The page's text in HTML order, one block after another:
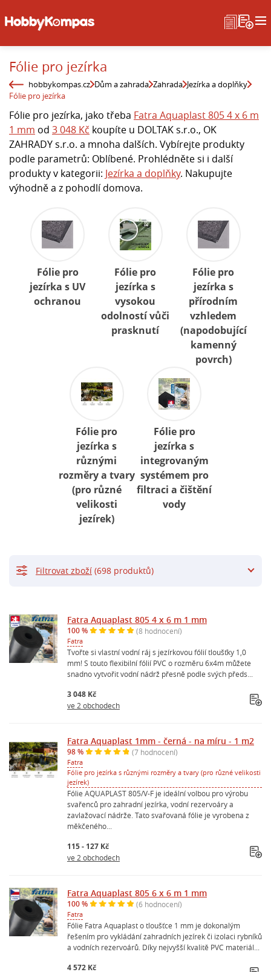
Fólie pro jezírka
hobbykompas.cz Dům a zahrada Zahrada Jezírka a doplňky
Fólie pro jezírka
Fólie pro jezírka, jako třeba Fatra Aquaplast 805 4 x 6 m
1 mm od 3 048 Kč koupíte u DOLTAK s.r.o., OK
ZAHRADY s.r.o. a mnoha dalších. Vybírejte produkty
podle parametrů: Oblíbené. Prohlédněte si i další
produkty v kategorii: Jezírka a doplňky. Nakupujte
výhodně a z pohodlí domova.
Fólie pro
jezírka s UV
ochranou
Fólie pro
jezírka s
vysokou
odolností vůči
prasknutí
Fólie pro
jezírka s
přírodním
vzhledem
(napodobující
kamenný
povrch)
Fólie pro
jezírka s
různými
rozměry a tvary
(pro různé
velikosti
jezírek)
Fólie pro
jezírka s
integrovaným
systémem pro
filtraci a čištění
vody
Fatra Aquaplast 805 4 x 6 m 1 mm
100 % (8 hodnocení)
Fatra
Tvořte si vlastní vodní ráj s jezírkovou fólií tloušťky 1,0
mm! S touto flexibilní fólií PVC o rozměru 6x4m můžete
snadno vytvořit vodní nádrž přesně podle svých předs...
3 048 Kč
ve 2 obchodech
Fatra Aquaplast 1mm - černá - na míru - 1 m2
98 % (7 hodnocení)
Fatra
Fólie pro jezírka s různými rozměry a tvary (pro různé velikosti
jezírek)
Fólie AQUAPLAST 805/V-F je ideální volbou pro výrobu
svařenců pro zahradní jezírka, vodní rezervoáry a
zavlažovací nádrže. Tato svařovaná fólie je vyrobena z
měkčeného...
115 - 127 Kč
ve 2 obchodech
Fatra Aquaplast 805 6 x 6 m 1 mm
100 % (6 hodnocení)
Fatra
Fólie Fatra Aquaplast o tloušťce 1 mm je dokonalým
řešením pro vykládání zahradních jezírek či izolaci rybníků
a vodních rezervoárů. Díky nejvyšší kvalitě PVC materiál...
4 572 Kč
Filtrovat zboží (698 produktů)